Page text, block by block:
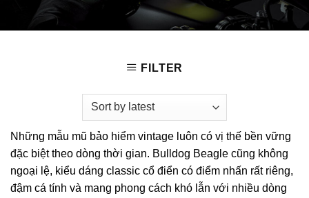
FILTER
Những mẫu mũ bảo hiểm vintage luôn có vị thế bền vững
đặc biệt theo dòng thời gian. Bulldog Beagle cũng không
ngoại lệ, kiểu dáng classic cổ điển có điểm nhấn rất riêng,
đậm cá tính và mang phong cách khó lẫn với nhiều dòng